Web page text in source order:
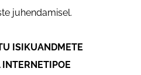
juhendamisel.
ISIKUANDMETE